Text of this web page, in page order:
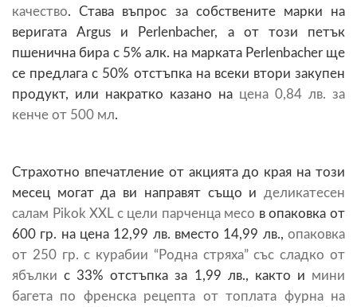
качество. Става въпрос за собствените марки на
веригата Argus и Perlenbacher, a от този петък
пшенична бира с 5% алк. на марката Perlenbacher ще
се предлага с 50% отстъпка на всеки втори закупен
продукт, или накратко казано на цена 0,84 лв. за
кенче от 500 мл.
Страхотно впечатление от акцията до края на този
месец могат да ви направят също и деликатесен
салам Pikok ХХL с цели парченца месо в опаковка от
600 гр. на цена 12,99 лв. вместо 14,99 лв., опаковка
от 250 гр. с курабии “Родна стряха” със сладко от
ябълки с 33% отстъпка за 1,99 лв., както и мини
багета по френска рецепта от топлата фурна на